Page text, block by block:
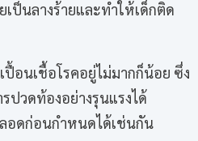
ป็นลางร้ายและทำให้เด็กติด
อนเชื้อโรคอยู่ไม่มากก็น้อย ซึ่ง
ปวดท้องอย่างรุนแรงได้
อดก่อนกำหนดได้เช่นกัน